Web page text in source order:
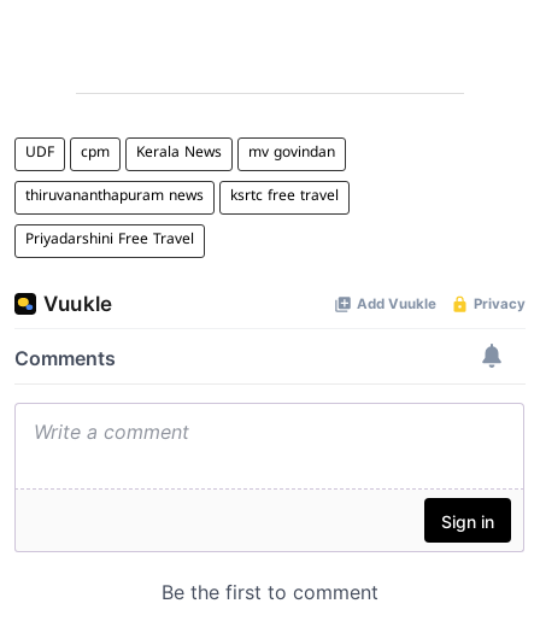
UDF cpm Kerala News mv govindan
thiruvananthapuram news ksrtc free travel
Priyadarshini Free Travel